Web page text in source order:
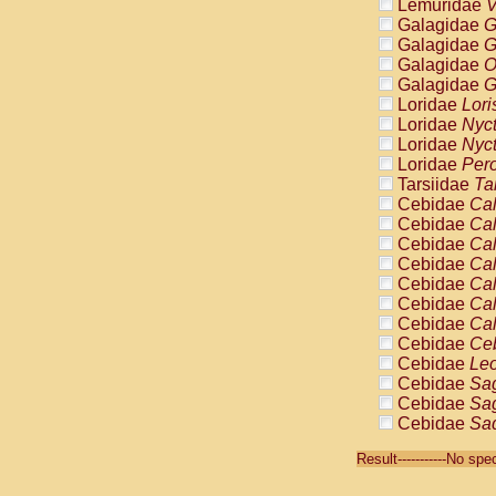
Lemuridae
Galagidae
Galagidae
Galagidae
Galagidae
Loridae
Loridae
Loridae
Loridae
Tarsiidae
Cebidae
Cebidae
Cebidae
Cebidae
Cebidae
Cebidae
Cebidae
Cebidae
Cebidae
Cebidae
Cebidae
Cebidae
Cebidae
Result-----------No